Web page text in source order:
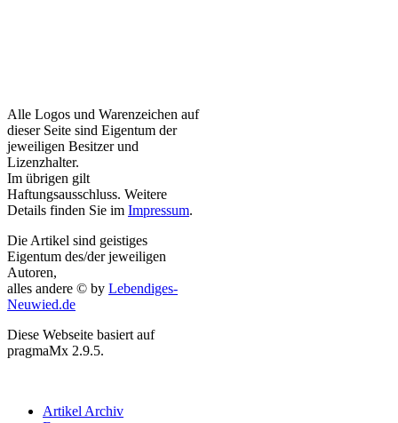
Alle Logos und Warenzeichen auf
dieser Seite sind Eigentum der
jeweiligen Besitzer und
Lizenzhalter.
Im übrigen gilt
Haftungsausschluss. Weitere
Details finden Sie im Impressum.
Die Artikel sind geistiges
Eigentum des/der jeweiligen
Autoren,
alles andere © by Lebendiges-
Neuwied.de
Diese Webseite basiert auf
pragmaMx 2.9.5.
Artikel Archiv